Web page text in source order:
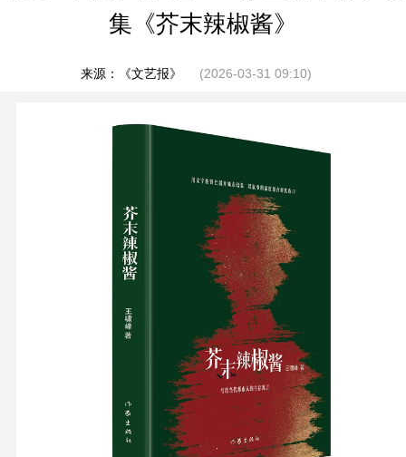
集《芥末辣椒酱》
来源：《文艺报》 (2026-03-31 09:10)